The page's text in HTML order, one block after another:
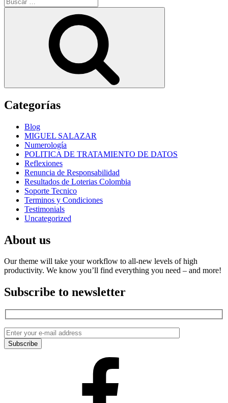
por:
Categorías
Blog
MIGUEL SALAZAR
Numerología
POLITICA DE TRATAMIENTO DE DATOS
Reflexiones
Renuncia de Responsabilidad
Resultados de Loterias Colombia
Soporte Tecnico
Terminos y Condiciones
Testimonials
Uncategorized
About us
Our theme will take your workflow to all-new levels of high
productivity. We know you’ll find everything you need – and more!
Subscribe to newsletter